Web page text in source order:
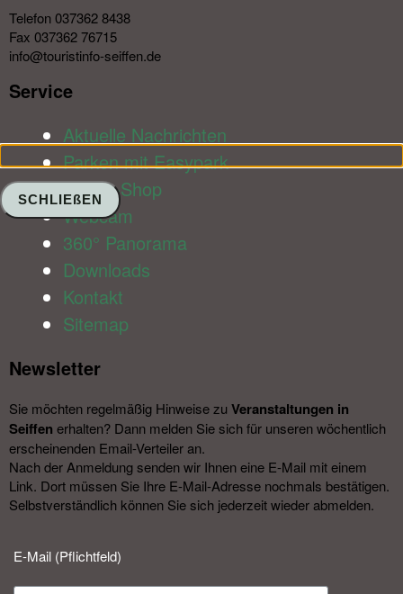
Telefon 037362 8438
Fax 037362 76715
info@touristinfo-seiffen.de
Service​
Aktuelle Nachrichten
Parken mit Easypark
Online-Shop
Webcam
360° Panorama
Downloads
Kontakt
Sitemap
Newsletter​
Sie möchten regelmäßig Hinweise zu Veranstal­tungen in
Seiffen erhalten? Dann melden Sie sich für unseren wöchentlich
erscheinenden Email-Verteiler an.
Nach der Anmeldung senden wir Ihnen eine E-Mail mit einem
Link. Dort müssen Sie Ihre E-Mail-Adresse nochmals bestätigen.
Selbstverständlich können Sie sich jederzeit wieder abmelden.​
E-Mail (Pflichtfeld)
SCHLIEßEN